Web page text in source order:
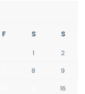
F S S
1
2
8
9
16